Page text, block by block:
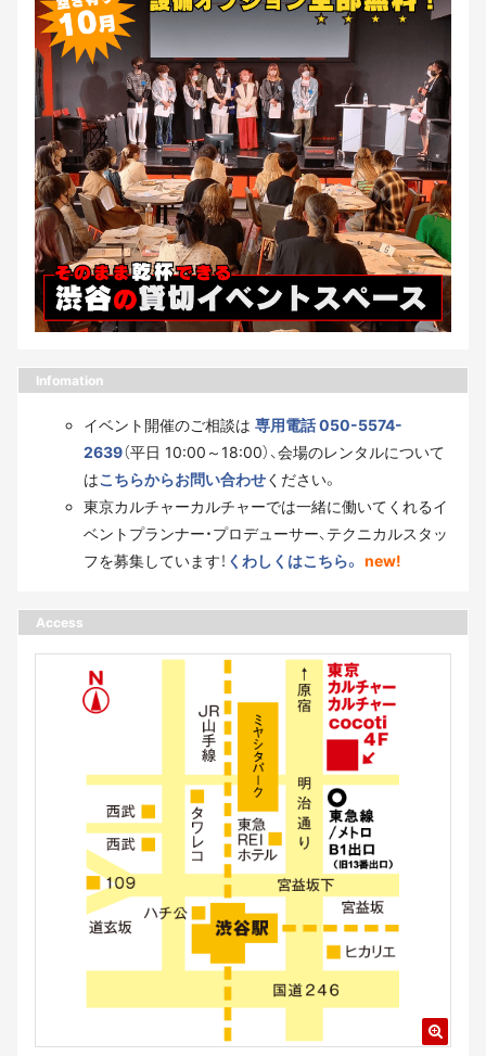
Infomation
イベント開催のご相談は 専用電話 050-5574-
2639（平日 10:00～18:00）、会場のレンタルについて
はこちらからお問い合わせください。
東京カルチャーカルチャーでは一緒に働いてくれるイ
ベントプランナー・プロデューサー、テクニカルスタッ
フを募集しています！ くわしくはこちら。 new!
Access